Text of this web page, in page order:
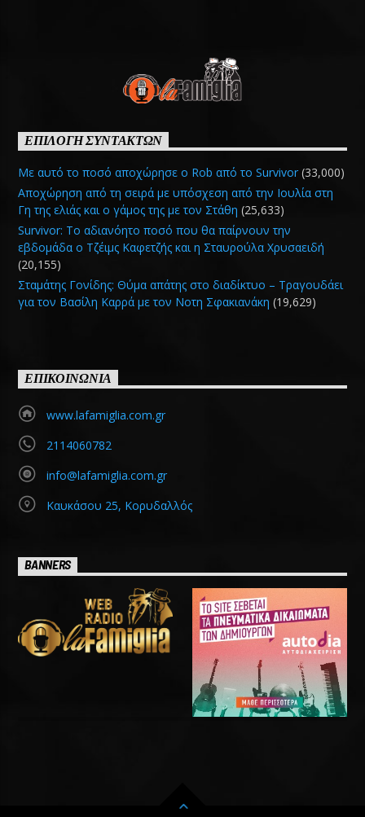
ΕΠΙΛΟΓΗ ΣΥΝΤΑΚΤΩΝ
Με αυτό το ποσό αποχώρησε ο Rob από το Survivor (33,000)
Αποχώρηση από τη σειρά με υπόσχεση από την Ιουλία στη
Γη της ελιάς και ο γάμος της με τον Στάθη (25,633)
Survivor: Το αδιανόητο ποσό που θα παίρνουν την
εβδομάδα ο Τζέιμς Καφετζής και η Σταυρούλα Χρυσαειδή
(20,155)
Σταμάτης Γονίδης: Θύμα απάτης στο διαδίκτυο – Τραγουδάει
για τον Βασίλη Καρρά με τον Νοτη Σφακιανάκη (19,629)
ΕΠΙΚΟΙΝΩΝΙΑ
www.lafamiglia.com.gr
2114060782
info@lafamiglia.com.gr
Καυκάσου 25, Κορυδαλλός
BANNERS